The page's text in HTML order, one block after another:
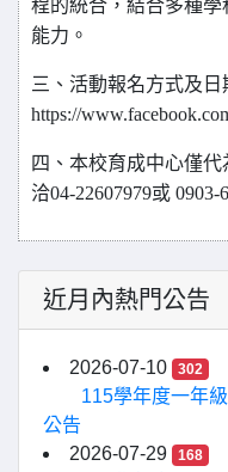
程的統合，結合多種
能力。
三、活動報名方式及
https://
四、本校育成中心僅
洽04-22607979或
近月內熱門公告
2026-07-10 302
115學年度一年
公告
2026-07-29
168